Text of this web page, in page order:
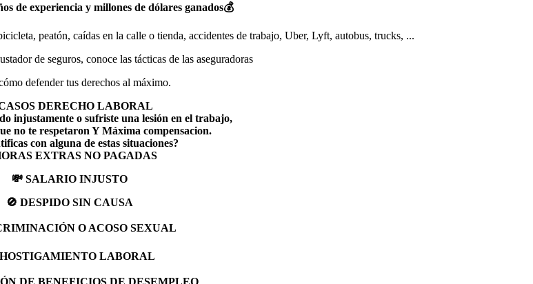
de experiencia y millones de dólares ganados💰
peatón, caídas en la calle o tienda, accidentes de trabajo, Uber, Lyft, autobus, trucks, ...
de seguros, conoce las tácticas de las aseguradoras
defender tus derechos al máximo.
DERECHO LABORAL
injustamente o sufriste una lesión en el trabajo,
no te respetaron Y Máxima compensacion.
con alguna de estas situaciones?
EXTRAS NO PAGADAS
💸 SALARIO INJUSTO
🚫 DESPIDO SIN CAUSA
O ACOSO SEXUAL
LABORAL
DE BENEFICIOS DE DESEMPLEO